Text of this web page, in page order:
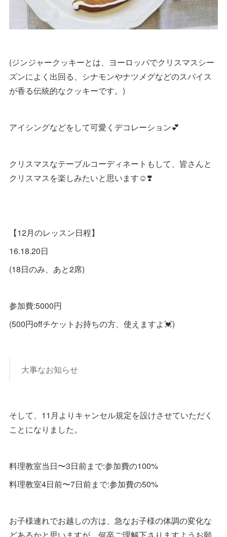
(ジンジャークッキーとは、ヨーロッパでクリスマスシー
ズンによく出回る、シナモンやナツメグなどのスパイス
が香る伝統的なクッキーです。)
アイシングなどをして可愛くデコレーション💕
クリスマスなテーブルコーディネートもして、皆さんと
クリスマスを楽しみたいと思います☺️❣️
【12月のレッスン日程】
16.18.20日
(18日のみ、あと2席)
参加費:5000円
(500円offチケットお持ちの方、使えますよ💓)
大事なお知らせ
そして、11月よりキャンセル規定を設けさせていただく
ことになりました。
料理教室当日〜3日前まで:参加費の100%
料理教室4日前〜7日前まで:参加費の50%
お子様連れでお越しの方は、急なお子様の体調の変化な